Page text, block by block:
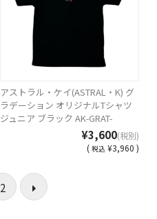
アストラル・ケイ(ASTRAL・K) グ
ラデーション オリジナルTシャツ
ジュニア ブラック AK-GRAT-
¥3,600(税別)
( 税込 ¥3,960 )
2